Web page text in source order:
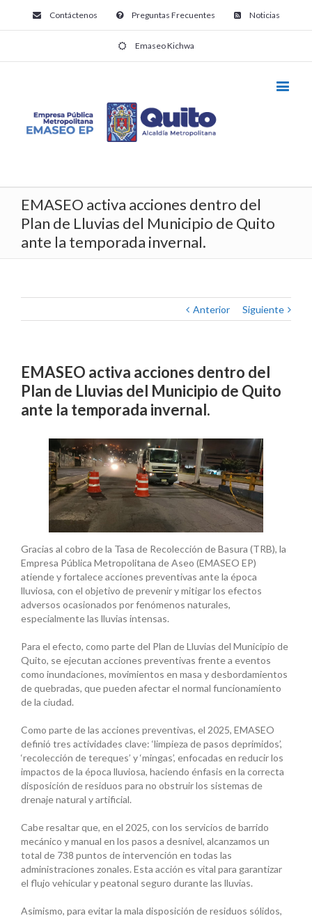
Contáctenos Preguntas Frecuentes Noticias
Emaseo Kichwa
EMASEO activa acciones dentro del
Plan de Lluvias del Municipio de Quito
ante la temporada invernal.
Anterior Siguiente
EMASEO activa acciones dentro del
Plan de Lluvias del Municipio de Quito
ante la temporada invernal.
Gracias al cobro de la Tasa de Recolección de Basura (TRB), la
Empresa Pública Metropolitana de Aseo (EMASEO EP)
atiende y fortalece acciones preventivas ante la época
lluviosa, con el objetivo de prevenir y mitigar los efectos
adversos ocasionados por fenómenos naturales,
especialmente las lluvias intensas.
Para el efecto, como parte del Plan de Lluvias del Municipio de
Quito, se ejecutan acciones preventivas frente a eventos
como inundaciones, movimientos en masa y desbordamientos
de quebradas, que pueden afectar el normal funcionamiento
de la ciudad.
Como parte de las acciones preventivas, el 2025, EMASEO
definió tres actividades clave: ‘limpieza de pasos deprimidos’,
‘recolección de tereques’ y ‘mingas’, enfocadas en reducir los
impactos de la época lluviosa, haciendo énfasis en la correcta
disposición de residuos para no obstruir los sistemas de
drenaje natural y artificial.
Cabe resaltar que, en el 2025, con los servicios de barrido
mecánico y manual en los pasos a desnivel, alcanzamos un
total de 738 puntos de intervención en todas las
administraciones zonales. Esta acción es vital para garantizar
el flujo vehicular y peatonal seguro durante las lluvias.
Asimismo, para evitar la mala disposición de residuos sólidos,